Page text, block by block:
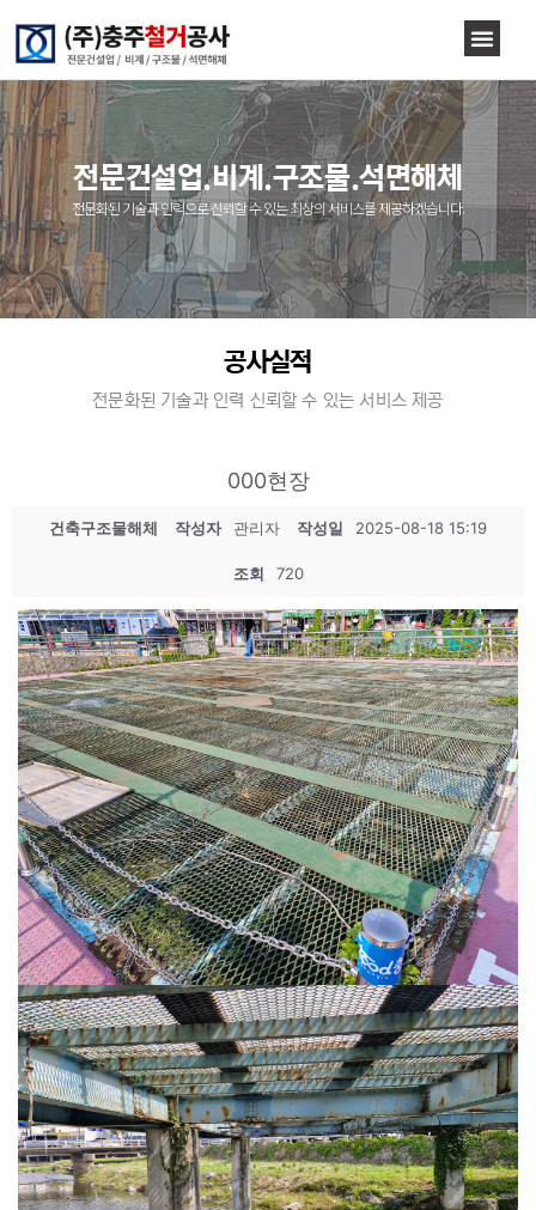
전문건설업.비계.구조물.석면해체
전문화된 기술과 인력으로 신뢰할 수 있는 최상의 서비스를 제공하겠습니다.
공사실적
전문화된 기술과 인력 신뢰할 수 있는 서비스 제공
000현장
건축구조물해체 작성자 관리자 작성일 2025-08-18 15:19
조회 720